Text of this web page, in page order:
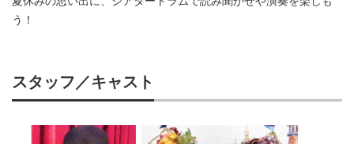
う！
スタッフ／キャスト